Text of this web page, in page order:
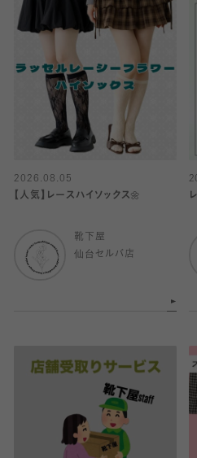
2026.08.05
【人気】レースハイソックス🌼
靴下屋
仙台セルバ店